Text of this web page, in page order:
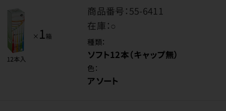
商品番号：55-6411
在庫：○
種類：
ソフト12本（キャップ無）
色：
アソート